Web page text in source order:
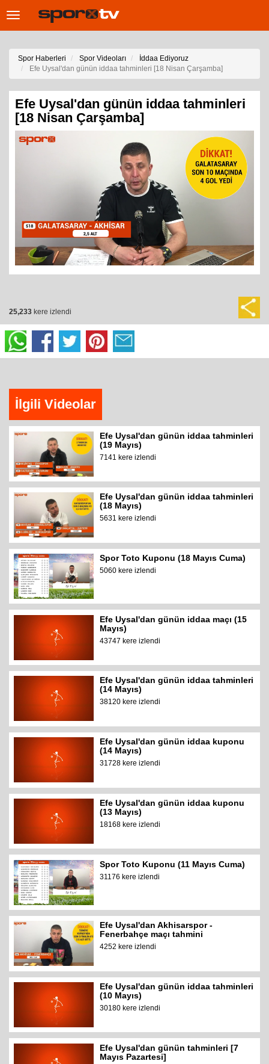
Toggle
Spor Haberleri Spor Videoları
İddaa Ediyoruz
Efe Uysal'dan günün iddaa tahminleri [18 Nisan Çarşamba]
Efe Uysal'dan günün iddaa tahminleri
[18 Nisan Çarşamba]
25,233 kere izlendi
İlgili Videolar
Efe Uysal'dan günün iddaa tahminleri
(19 Mayıs)
7141 kere izlendi
Efe Uysal'dan günün iddaa tahminleri
(18 Mayıs)
5631 kere izlendi
Spor Toto Kuponu (18 Mayıs Cuma)
5060 kere izlendi
Efe Uysal'dan günün iddaa maçı (15
Mayıs)
43747 kere izlendi
Efe Uysal'dan günün iddaa tahminleri
(14 Mayıs)
38120 kere izlendi
Efe Uysal'dan günün iddaa kuponu
(14 Mayıs)
31728 kere izlendi
Efe Uysal'dan günün iddaa kuponu
(13 Mayıs)
18168 kere izlendi
Spor Toto Kuponu (11 Mayıs Cuma)
31176 kere izlendi
Efe Uysal'dan Akhisarspor -
Fenerbahçe maçı tahmini
4252 kere izlendi
Efe Uysal'dan günün iddaa tahminleri
(10 Mayıs)
30180 kere izlendi
Efe Uysal'dan günün tahminleri [7
Mayıs Pazartesi]